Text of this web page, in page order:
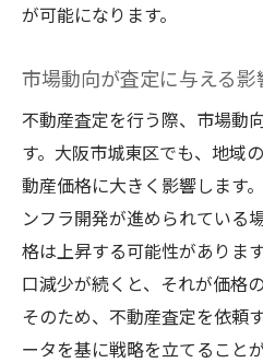
隠れたコストを見逃
大阪市城東区で資産価値
定術
資産価値を高める
市場価値を意識し
地域性を活かした
正確な査定を引き
効果的な価格設定
い
が可能になります。
市場動向が査定に与える影
不動産査定を行う際、市場動
す。大阪市城東区でも、地域
動産価格に大きく影響します
ンフラ開発が進められている
格は上昇する可能性がありま
口減少が続くと、それが価格
そのため、不動産査定を依頼
ータを基に戦略を立てること